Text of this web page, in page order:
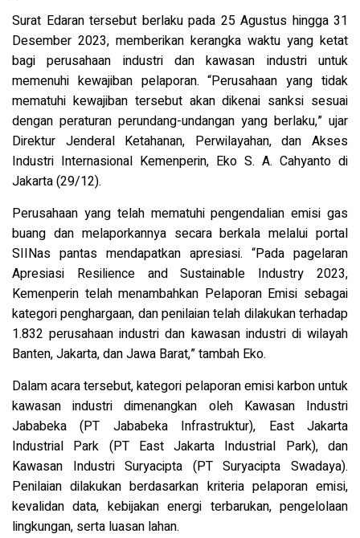
Surat Edaran tersebut berlaku pada 25 Agustus hingga 31
Desember 2023, memberikan kerangka waktu yang ketat
bagi perusahaan industri dan kawasan industri untuk
memenuhi kewajiban pelaporan. “Perusahaan yang tidak
mematuhi kewajiban tersebut akan dikenai sanksi sesuai
dengan peraturan perundang-undangan yang berlaku,” ujar
Direktur Jenderal Ketahanan, Perwilayahan, dan Akses
Industri Internasional Kemenperin, Eko S. A. Cahyanto di
Jakarta (29/12).
Perusahaan yang telah mematuhi pengendalian emisi gas
buang dan melaporkannya secara berkala melalui portal
SIINas pantas mendapatkan apresiasi. “Pada pagelaran
Apresiasi Resilience and Sustainable Industry 2023,
Kemenperin telah menambahkan Pelaporan Emisi sebagai
kategori penghargaan, dan penilaian telah dilakukan terhadap
1.832 perusahaan industri dan kawasan industri di wilayah
Banten, Jakarta, dan Jawa Barat,” tambah Eko.
Dalam acara tersebut, kategori pelaporan emisi karbon untuk
kawasan industri dimenangkan oleh Kawasan Industri
Jababeka (PT Jababeka Infrastruktur), East Jakarta
Industrial Park (PT East Jakarta Industrial Park), dan
Kawasan Industri Suryacipta (PT Suryacipta Swadaya).
Penilaian dilakukan berdasarkan kriteria pelaporan emisi,
kevalidan data, kebijakan energi terbarukan, pengelolaan
lingkungan, serta luasan lahan.